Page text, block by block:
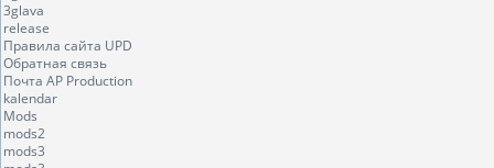
3glava
release
Правила сайта UPD
Обратная связь
Почта AP Production
kalendar
Mods
mods2
mods3